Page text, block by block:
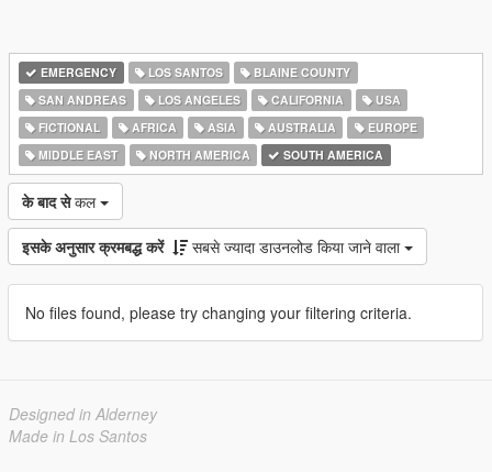
EMERGENCY LOS SANTOS
BLAINE COUNTY
SAN ANDREAS
LOS ANGELES CALIFORNIA
USA
FICTIONAL
AFRICA ASIA AUSTRALIA
EUROPE
MIDDLE EAST
NORTH AMERICA SOUTH AMERICA
के बाद से कल
इसके अनुसार क्रमबद्ध करें सबसे ज्यादा डाउनलोड किया जाने वाला
No files found, please try changing your filtering criteria.
Designed in Alderney
Made in Los Santos